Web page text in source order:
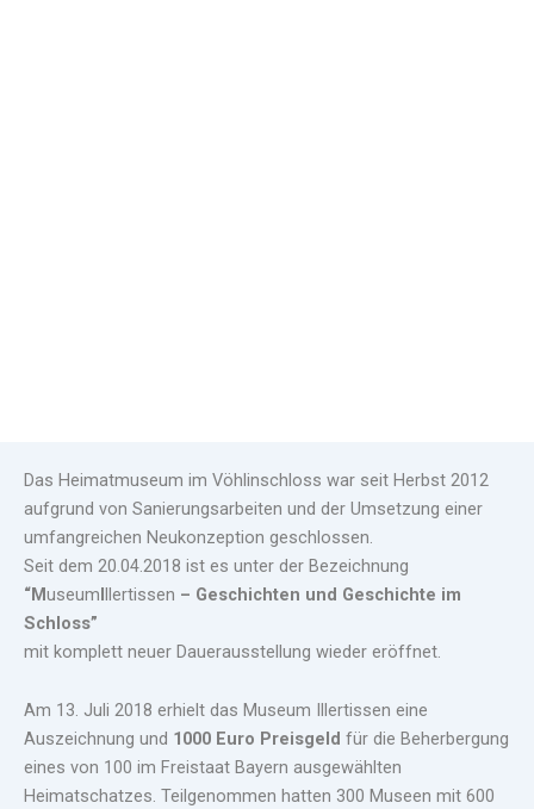
Das Heimatmuseum im Vöhlinschloss war seit Herbst 2012
aufgrund von Sanierungsarbeiten und der Umsetzung einer
umfangreichen Neukonzeption geschlossen.
Seit dem 20.04.2018 ist es unter der Bezeichnung
“MuseumIllertissen – Geschichten und Geschichte im
Schloss”
mit komplett neuer Dauerausstellung wieder eröffnet.
Am 13. Juli 2018 erhielt das Museum Illertissen eine
Auszeichnung und 1000 Euro Preisgeld für die Beherbergung
eines von 100 im Freistaat Bayern ausgewählten
Heimatschatzes. Teilgenommen hatten 300 Museen mit 600